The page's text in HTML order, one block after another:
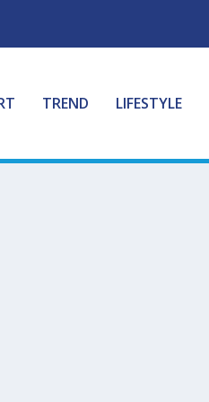
TREND LIFESTYLE